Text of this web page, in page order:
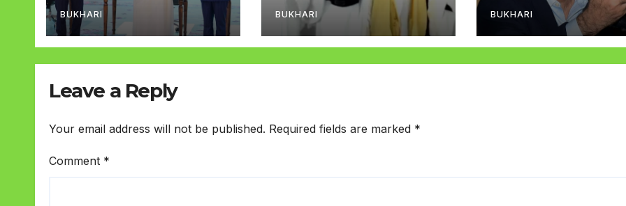
BUKHARI BUKHARI BUKHARI
Leave a Reply
Your email address will not be published. Required fields are marked *
Comment *